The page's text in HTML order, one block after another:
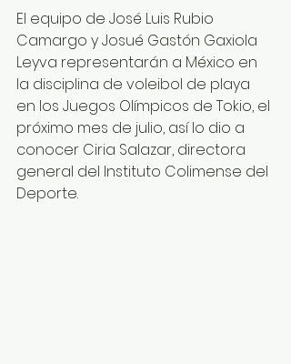
El equipo de José Luis Rubio
Camargo y Josué Gastón Gaxiola
Leyva representarán a México en
la disciplina de voleibol de playa
en los Juegos Olímpicos de Tokio, el
próximo mes de julio, así lo dio a
conocer Ciria Salazar, directora
general del Instituto Colimense del
Deporte.